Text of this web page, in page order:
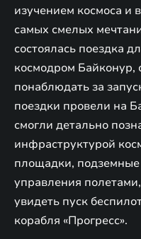
изучением космоса и
самых смелых
состоялась поездка
космодром Байконур,
понаблюдать за
поездки провели на
смогли детально
инфраструктурой
площадки,
управления
увидеть пуск
корабля «Прогресс».